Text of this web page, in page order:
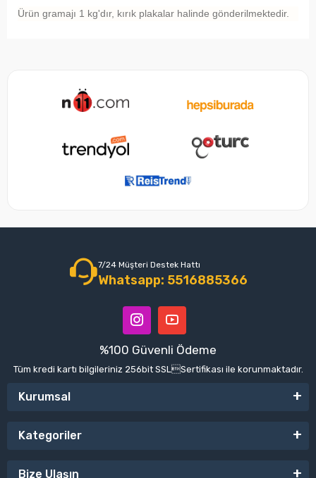
Ürün gramajı 1 kg'dır, kırık plakalar halinde gönderilmektedir.
7/24 Müşteri Destek Hattı
Whatsapp: 5516885366
%100 Güvenli Ödeme
Tüm kredi kartı bilgileriniz 256bit SSLSertifikası ile korunmaktadır.
Kurumsal
Kategoriler
Bize Ulaşın